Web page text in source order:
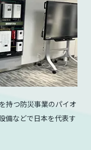
持つ防災事業のパイオ
備などで日本を代表す